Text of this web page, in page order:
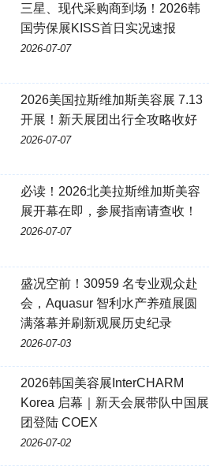
三星、现代采购商到场！2026韩
国劳保展KISS首日实况速报
2026-07-07
2026美国拉斯维加斯美容展 7.13
开展！新天展团出行全攻略收好
2026-07-07
必读！2026北美拉斯维加斯美容
展开幕在即，参展指南请查收！
2026-07-07
盛况空前！30959 名专业观众赴
会，Aquasur 智利水产养殖展圆
满落幕并刷新观展历史纪录
2026-07-03
2026韩国美容展InterCHARM
Korea 启幕｜新天会展带队中国展
团登陆 COEX
2026-07-02